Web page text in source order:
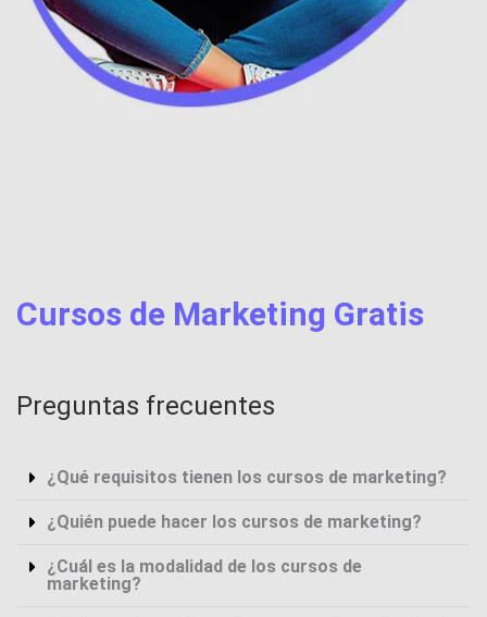
Cursos de Marketing Gratis
Preguntas frecuentes
¿Qué requisitos tienen los cursos de marketing?
¿Quién puede hacer los cursos de marketing?
¿Cuál es la modalidad de los cursos de
marketing?